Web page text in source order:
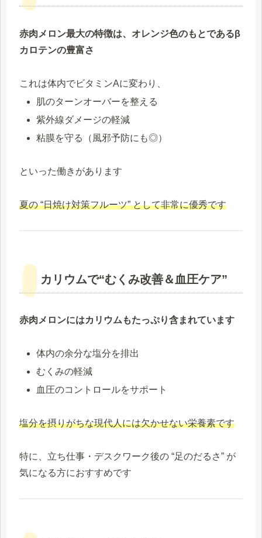
赤肉メロン最大の特徴は、オレンジ色のもとであるβ
カロテンの豊富さ
これは体内でビタミンAに変わり、
肌のターンオーバーを整える
紫外線ダメージの軽減
粘膜を守る（風邪予防にも◎）
といった働きがあります
夏の “日焼け対策フルーツ” として非常に優秀です
カリウムで“むくみ改善＆血圧ケア”
赤肉メロンにはカリウムもたっぷり含まれています
体内の余分な塩分を排出
むくみの軽減
血圧のコントロールをサポート
塩分を摂りがちな現代人には欠かせない栄養素です
特に、立ち仕事・デスクワーク後の “足のだるさ” が
気になる方におすすめです